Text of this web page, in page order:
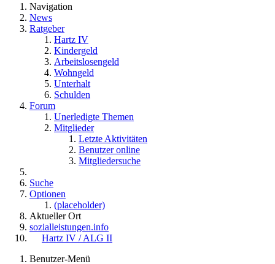
Navigation
News
Ratgeber
Hartz IV
Kindergeld
Arbeitslosengeld
Wohngeld
Unterhalt
Schulden
Forum
Unerledigte Themen
Mitglieder
Letzte Aktivitäten
Benutzer online
Mitgliedersuche
Suche
Optionen
(placeholder)
Aktueller Ort
sozialleistungen.info
Hartz IV / ALG II
Benutzer-Menü